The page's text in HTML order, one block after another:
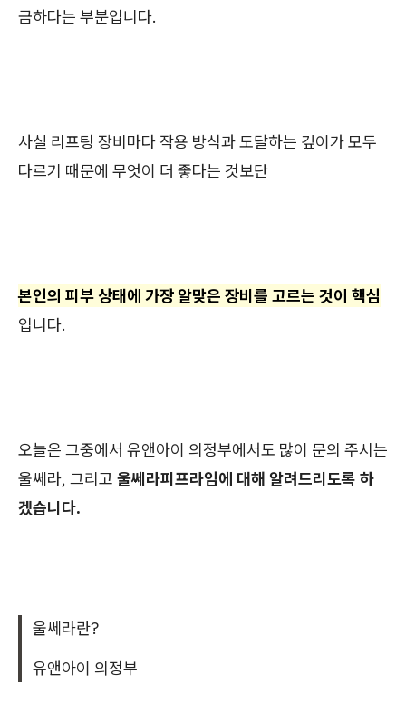
금하다는 부분입니다.
사실 리프팅 장비마다 작용 방식과 도달하는 깊이가 모두
다르기 때문에 무엇이 더 좋다는 것보단
본인의 피부 상태에 가장 알맞은 장비를 고르는 것이 핵심
입니다.
오늘은 그중에서 유앤아이 의정부에서도 많이 문의 주시는
울쎄라, 그리고 울쎄라피프라임에 대해 알려드리도록 하
겠습니다.
울쎄라란?
유앤아이 의정부